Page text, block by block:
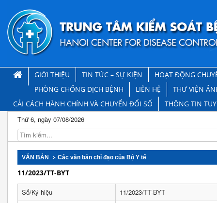
GIỚI THIỆU TIN TỨC – SỰ KIỆN
HOẠT ĐỘNG
PHÒNG CHỐNG DỊCH BỆNH
LIÊN HỆ
THƯ VIỆN
CẢI CÁCH HÀNH CHÍNH VÀ CHUYỂN ĐỔI SỐ
THÔNG TIN
Thứ 6, ngày 07/08/2026
VĂN BẢN Các văn bản chỉ đạo của Bộ Y tế
11/2023/TT-BYT
Số/Ký hiệu
11/2023/TT-BYT